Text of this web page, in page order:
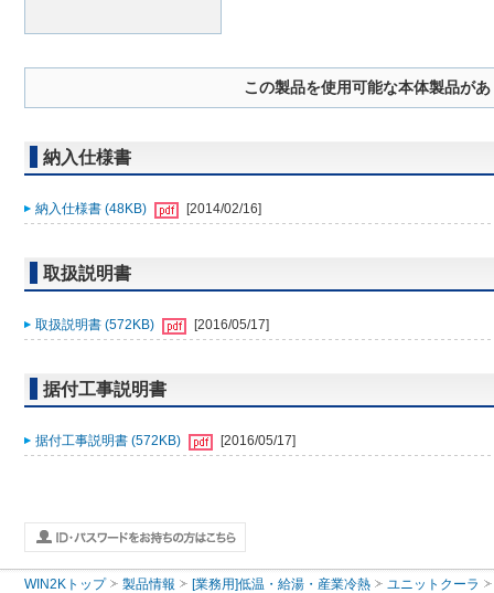
この製品を使用可能な本体製品が
納入仕様書
納入仕様書 (48KB) [2014/02/16]
取扱説明書
取扱説明書 (572KB) [2016/05/17]
据付工事説明書
据付工事説明書 (572KB) [2016/05/17]
WIN2Kトップ 製品情報 [業務用]低温・給湯・産業冷熱 ユニットクーラ